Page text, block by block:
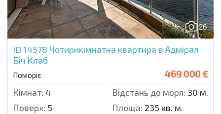
26
ID 14578 Чотирикімнатна квартира в Адмірал
Біч Клаб
Поморіє 469 000 €
Кімнат: 4 Відстань до моря: 30 м.
Поверх: 5 Площа: 235 кв. м.